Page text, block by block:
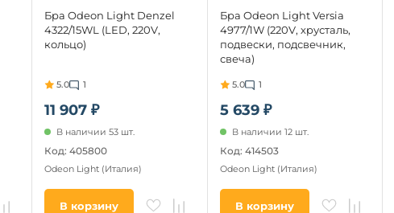
11 907 ₽
Бра Odeon Light Denzel
4322/15WL (LED, 220V,
кольцо)
5.0 1
В наличии 53 шт.
Код: 405800
Odeon Light (Италия)
В корзину
5 639 ₽
Бра Odeon Light Versia
4977/1W (220V, хрусталь,
подвески, подсвечник,
свеча)
5.0 1
В наличии 12 шт.
Код: 414503
Odeon Light (Италия)
В корзину